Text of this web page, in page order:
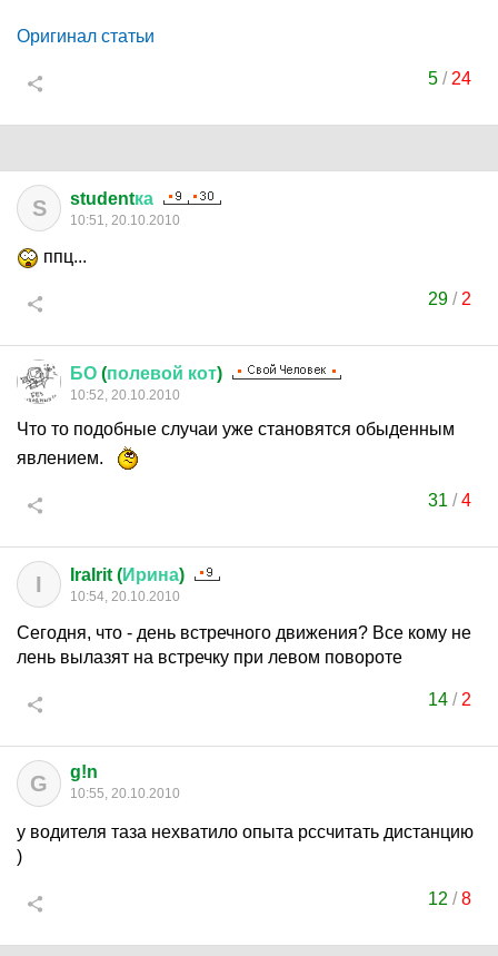
Оригинал статьи
5 / 24
S studentка
10:51, 20.10.2010
ппц...
29 / 2
БО (полевой кот)
10:52, 20.10.2010
Что то подобные случаи уже становятся обыденным
явлением.
31 /4
I IraIrit (Ирина)
10:54, 20.10.2010
Сегодня, что - день встречного движения? Все кому не
лень вылазят на встречку при левом повороте
14 / 2
G g!n
10:55, 20.10.2010
у водителя таза нехватило опыта рссчитать дистанцию
)
12 /8